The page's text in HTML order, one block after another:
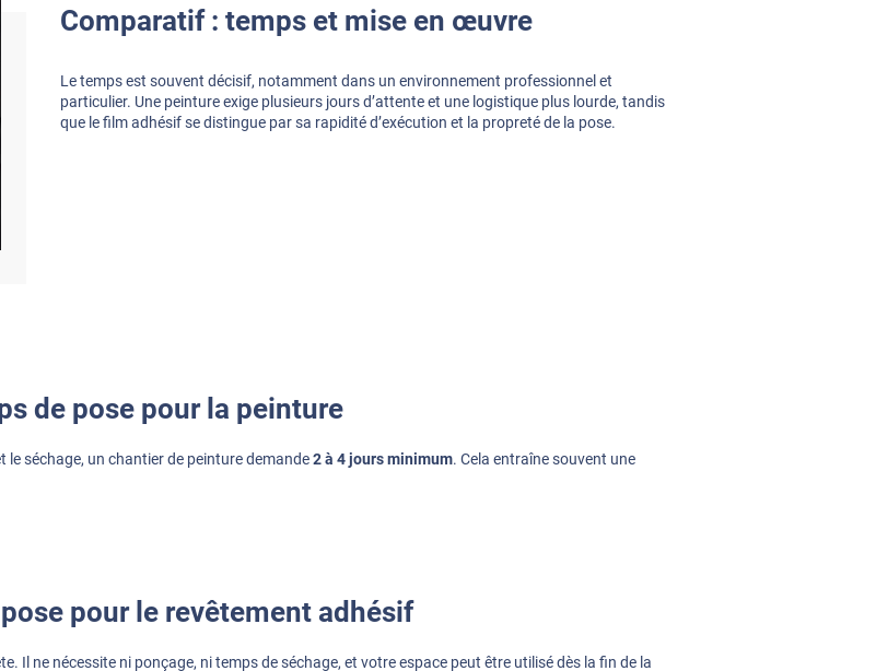
Comparatif : temps et mise en œuvre
Le temps est souvent décisif, notamment dans un environnement professionnel et
particulier. Une peinture exige plusieurs jours d’attente et une logistique plus lourde, tandis
que le film adhésif se distingue par sa rapidité d’exécution et la propreté de la pose.
de pose pour la peinture
séchage, un chantier de peinture demande2 à 4 jours minimum. Cela entraîne souvent une
pour le revêtement adhésif
Il ne nécessite ni ponçage, ni temps de séchage, et votre espace peut être utilisé dès la fin de la